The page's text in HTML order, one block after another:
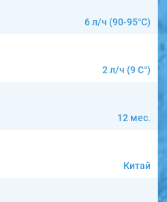
6 л/ч (90-95°C)
2 л/ч (9 C°)
12 мес.
Китай